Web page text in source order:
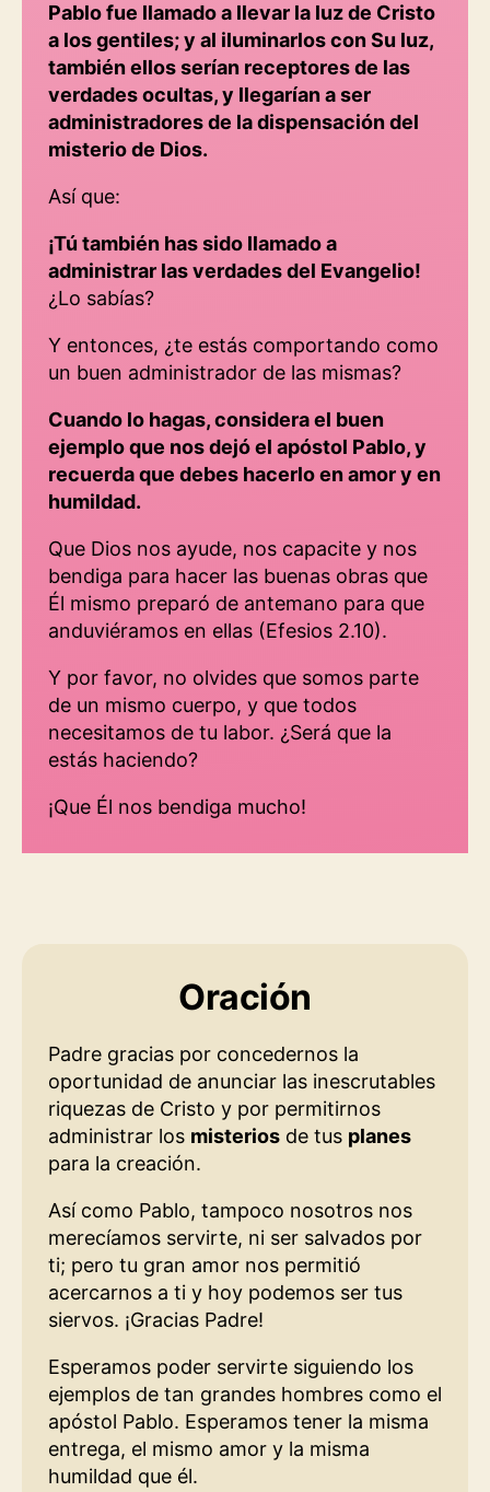
Pablo fue llamado a llevar la luz de Cristo
a los gentiles; y al iluminarlos con Su luz,
también ellos serían receptores de las
verdades ocultas, y llegarían a ser
administradores de la dispensación del
misterio de Dios.
Así que:
¡Tú también has sido llamado a
administrar las verdades del Evangelio!
¿Lo sabías?
Y entonces, ¿te estás comportando como
un buen administrador de las mismas?
Cuando lo hagas, considera el buen
ejemplo que nos dejó el apóstol Pablo, y
recuerda que debes hacerlo en amor y en
humildad.
Que Dios nos ayude, nos capacite y nos
bendiga para hacer las buenas obras que
Él mismo preparó de antemano para que
anduviéramos en ellas (Efesios 2.10).
Y por favor, no olvides que somos parte
de un mismo cuerpo, y que todos
necesitamos de tu labor. ¿Será que la
estás haciendo?
¡Que Él nos bendiga mucho!
Oración
Padre gracias por concedernos la
oportunidad de anunciar las inescrutables
riquezas de Cristo y por permitirnos
administrar los misterios de tus planes
para la creación.
Así como Pablo, tampoco nosotros nos
merecíamos servirte, ni ser salvados por
ti; pero tu gran amor nos permitió
acercarnos a ti y hoy podemos ser tus
siervos. ¡Gracias Padre!
Esperamos poder servirte siguiendo los
ejemplos de tan grandes hombres como el
apóstol Pablo. Esperamos tener la misma
entrega, el mismo amor y la misma
humildad que él.